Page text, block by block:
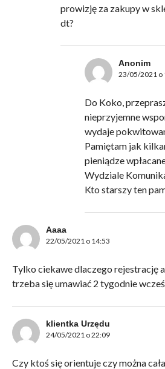
prowizję za zakupy w
dt?
Anonim
23/05/2021 o
Do Koko,
nieprzyjemne
wydaje
Pamiętam jak
pieniądze
Wydziale
Kto starszy ten
Aaaa
22/05/2021 o 14:53
Tylko ciekawe dlaczego rejestrację
trzeba się umawiać 2 tygodnie
klientka Urzędu
24/05/2021 o 22:09
Czy ktoś się orientuje czy można